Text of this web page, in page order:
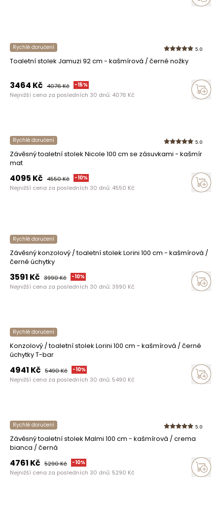
Rychlé doručení 5.0
Toaletní stolek Jamuzi 92 cm - kašmírová / černé nožky
3464 Kč 4076Kč -15%
Nejnižší cena za posledních 30 dnů: 4076 Kč
Rychlé doručení 5.0
Závěsný toaletní stolek Nicole 100 cm se zásuvkami - kašmír
mat
4095 Kč 4550Kč -10%
Nejnižší cena za posledních 30 dnů: 4550 Kč
Rychlé doručení
Závěsný konzolový / toaletní stolek Lorini 100 cm - kašmírová /
černé úchytky
3591 Kč 3990Kč -10%
Nejnižší cena za posledních 30 dnů: 3990 Kč
Rychlé doručení
Konzolový / toaletní stolek Lorini 100 cm - kašmírová / černé
úchytky T-bar
4941 Kč 5490Kč -10%
Nejnižší cena za posledních 30 dnů: 5490 Kč
Rychlé doručení 5.0
Závěsný toaletní stolek Malmi 100 cm - kašmírová / crema
bianca / černá
4761 Kč 5290Kč -10%
Nejnižší cena za posledních 30 dnů: 5290 Kč